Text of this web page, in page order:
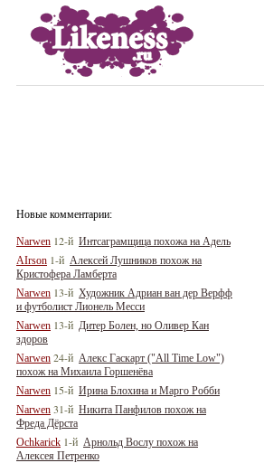
Новые комментарии:
Narwen 12-й Интсаграмщица похожа на Адель
AIrson 1-й Алексей Лушников похож на
Кристофера Ламберта
Narwen 13-й Художник Адриан ван дер Верфф
и футболист Лионель Месси
Narwen 13-й Дитер Болен, но Оливер Кан
здоров
Narwen 24-й Алекс Гаскарт ("All Time Low")
похож на Михаила Горшенёва
Narwen 15-й Ирина Блохина и Марго Робби
Narwen 31-й Никита Панфилов похож на
Фреда Дёрста
Ochkarick 1-й Арнольд Вослу похож на
Алексея Петренко